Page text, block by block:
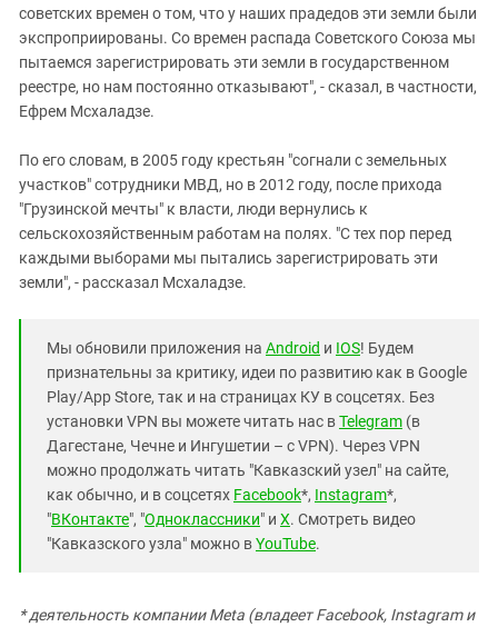
советских времен о том, что у наших прадедов эти земли были
экспроприированы. Со времен распада Советского Союза мы
пытаемся зарегистрировать эти земли в государственном
реестре, но нам постоянно отказывают", - сказал, в частности,
Ефрем Мсхаладзе.
По его словам, в 2005 году крестьян "согнали с земельных
участков" сотрудники МВД, но в 2012 году, после прихода
"Грузинской мечты" к власти, люди вернулись к
сельскохозяйственным работам на полях. "С тех пор перед
каждыми выборами мы пытались зарегистрировать эти
земли", - рассказал Мсхаладзе.
Мы обновили приложения на Android и IOS! Будем
признательны за критику, идеи по развитию как в Google
Play/App Store, так и на страницах КУ в соцсетях. Без
установки VPN вы можете читать нас вTelegram (в
Дагестане, Чечне и Ингушетии – с VPN). Через VPN
можно продолжать читать "Кавказский узел" на сайте,
как обычно, и в соцсетях Facebook*, Instagram*,
"ВКонтакте", "Одноклассники" и X. Смотреть видео
"Кавказского узла" можно вYouTube.
* деятельность компании Meta (владеет Facebook, Instagram и